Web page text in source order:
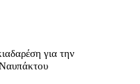
για την